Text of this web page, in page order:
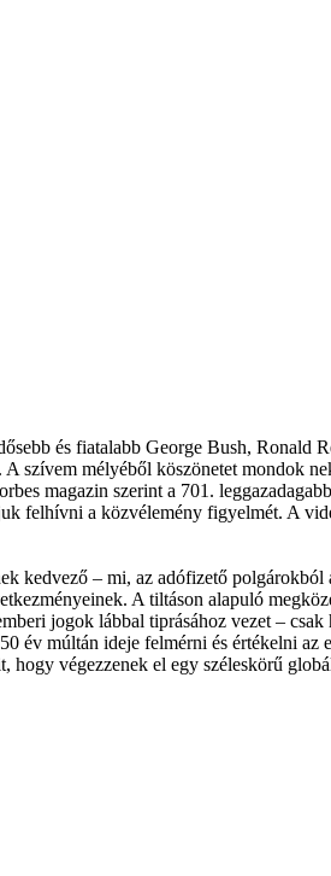
és fiatalabb George Bush,
szívem mélyéből köszönetet mondok
magazin szerint a 701.
felhívni a közvélemény figyelmét. A
kedvező – mi, az adófizető
A tiltáson alapuló
jogok lábbal tiprásához vezet –
év múltán ideje felmérni és értékelni
végezzenek el egy széleskörű